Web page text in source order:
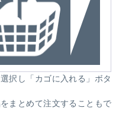
択し「カゴに入れる」ボタ
まとめて注文することもで